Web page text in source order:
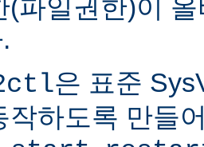
(파일권한)이
은 표준
작하도록 만들